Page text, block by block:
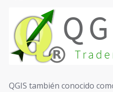
QGIS también conocido